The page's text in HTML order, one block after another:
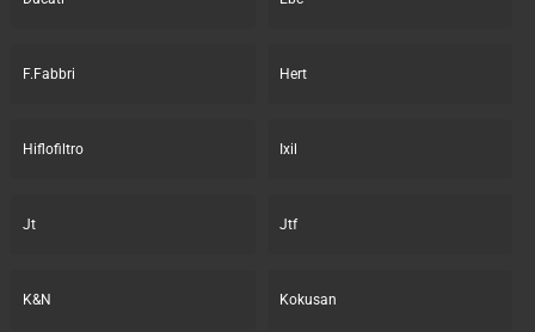
F.Fabbri Hert
Hiflofiltro Ixil
Jt Jtf
K&N Kokusan